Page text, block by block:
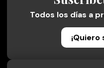
Todos los días a